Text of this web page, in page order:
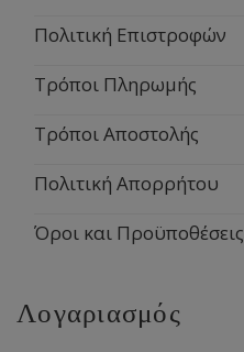
Πολιτική Επιστροφών
Τρόποι Πληρωμής
Τρόποι Αποστολής
Πολιτική Απορρήτου
Όροι και Προϋποθέσεις
Λογαριασμός